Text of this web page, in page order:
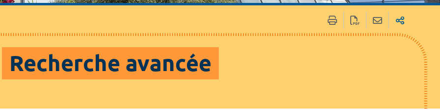
Recherche avancée